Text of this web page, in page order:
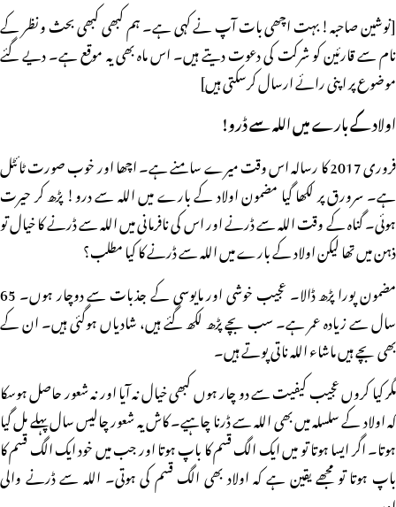
[نوشین صاحبہ! بہت اچھی بات آپ نے کہی ہے۔ ہم کبھی کبھی بحث و نظر کے
نام سے قارئین کو شرکت کی دعوت دیتے ہیں۔ اس ماہ بھی یہ موقع ہے۔ دیے گئے
موضوع پر اپنی رائے ارسال کرسکتی ہیں]
اولاد کے بارے میں اللہ سے ڈرو!
فروری 2017 کا رسالہ اس وقت میرے سامنے ہے۔ اچھا اور خوب صورت ٹائٹل
ہے۔ سرورق پر لکھا گیا مضمون اولاد کے بارے میں اللہ سے درو! پڑھ کر حیرت
ہوئی۔ گناہ کے وقت اللہ سے ڈرنے اور اس کی نافرمانی میں اللہ سے ڈرنے کا خیال تو
ذہن میں تھا لیکن اولاد کے بارے میں اللہ سے ڈرنے کا کیا مطلب؟
مضمون پورا پڑھ ڈالا۔ عجیب خوشی اور مایوسی کے جذبات سے دوچار ہوں۔ 65
سال سے زیادہ عمر ہے۔ سب بچے پڑھ لکھ گئے ہیں، شادیاں ہوگئی ہیں۔ ان کے
بھی بچے ہیں ماشاء اللہ ناتی پوتے ہیں۔
مگر کیا کروں عجیب کیفیت سے دو چار ہوں کبھی خیال نہ آیا اور نہ شعور حاصل ہوسکا
کہ اولاد کے سلسلہ میں بھی اللہ سے ڈرنا چاہیے۔ کاش یہ شعور چالیس سال پہلے مل گیا
ہوتا۔ اگر ایسا ہوتا تو میں ایک الگ قسم کا باپ ہوتا اور جب میں خود ایک الگ قسم کا
باپ ہوتا تو مجھے یقین ہے کہ اولاد بھی الگ قسم کی ہوتی۔ اللہ سے ڈرنے والی